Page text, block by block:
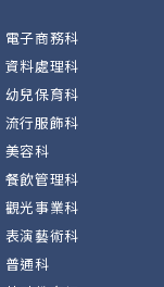
電子商務科
資料處理科
幼兒保育科
流行服飾科
美容科
餐飲管理科
觀光事業科
表演藝術科
普通科